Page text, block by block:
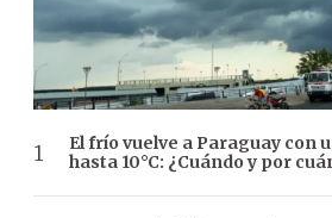
El frío vuelve a Paraguay con
hasta 10°C: ¿Cuándo y por